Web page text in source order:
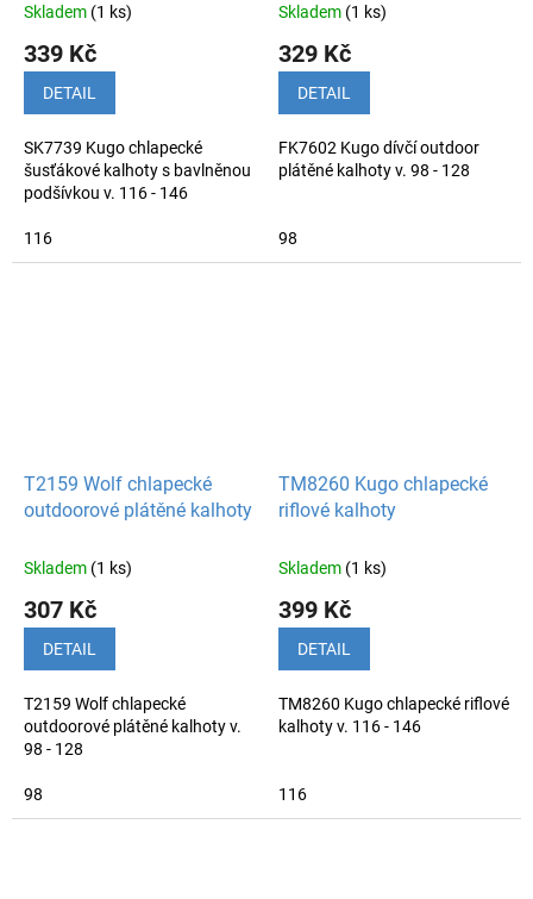
Skladem (1 ks)
339 Kč
DETAIL
SK7739 Kugo chlapecké
šusťákové kalhoty s bavlněnou
podšívkou v. 116 - 146
116
Skladem (1 ks)
329 Kč
DETAIL
FK7602 Kugo dívčí outdoor
plátěné kalhoty v. 98 - 128
98
T2159 Wolf chlapecké
outdoorové plátěné kalhoty
Skladem (1 ks)
307 Kč
DETAIL
T2159 Wolf chlapecké
outdoorové plátěné kalhoty v.
98 - 128
98
TM8260 Kugo chlapecké
riflové kalhoty
Skladem (1 ks)
399 Kč
DETAIL
TM8260 Kugo chlapecké riflové
kalhoty v. 116 - 146
116